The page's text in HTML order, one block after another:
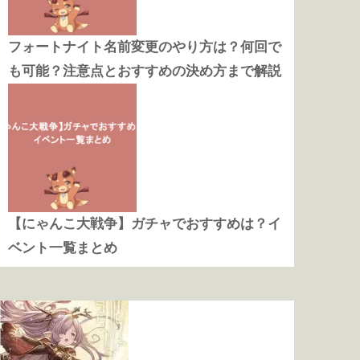
フォートナイト名前変更のやり方は？何回で
も可能？注意点とおすすめの決め方まで解説
【にゃんこ大戦争】ガチャでおすすめは？イ
ベント一覧まとめ